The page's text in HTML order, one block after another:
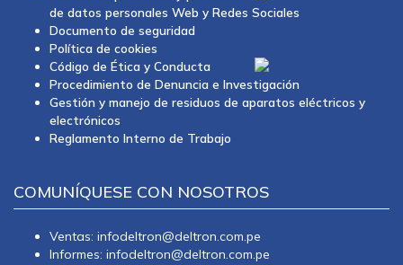
de datos personales Web y Redes Sociales
Documento de seguridad
Política de cookies
Código de Ética y Conducta
Procedimiento de Denuncia e Investigación
Gestión y manejo de residuos de aparatos eléctricos y
electrónicos
Reglamento Interno de Trabajo
COMUNÍQUESE CON NOSOTROS
Ventas: infodeltron@deltron.com.pe
Informes: infodeltron@deltron.com.pe